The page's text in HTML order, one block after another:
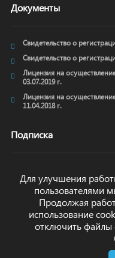
Документы
Свидетельство о
Свидетельство о
Лицензия на
03.07.2019 г.
Лицензия на
11.04.2018 г.
Подписка
Для улучшения
пользователями
Продолжая
использование
отключить файлы